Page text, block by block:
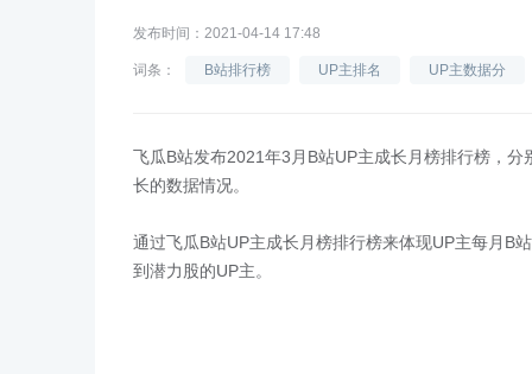
发布时间：2021-04-14 17:48
词条： B站排行榜 UP主排名 UP主数据分
飞瓜B站发布2021年3月B站UP主成长月榜排行榜，
长的数据情况。
通过飞瓜B站UP主成长月榜排行榜来体现UP主每月B
到潜力股的UP主。